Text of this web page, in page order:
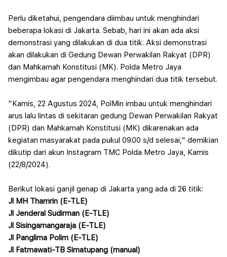
Perlu diketahui, pengendara diimbau untuk menghindari
beberapa lokasi di Jakarta. Sebab, hari ini akan ada aksi
demonstrasi yang dilakukan di dua titik. Aksi demonstrasi
akan dilakukan di Gedung Dewan Perwakilan Rakyat (DPR)
dan Mahkamah Konstitusi (MK). Polda Metro Jaya
mengimbau agar pengendara menghindari dua titik tersebut.
"Kamis, 22 Agustus 2024, PolMin imbau untuk menghindari
arus lalu lintas di sekitaran gedung Dewan Perwakilan Rakyat
(DPR) dan Mahkamah Konstitusi (MK) dikarenakan ada
kegiatan masyarakat pada pukul 09.00 s/d selesai," demikian
dikutip dari akun Instagram TMC Polda Metro Jaya, Kamis
(22/8/2024).
Berikut lokasi ganjil genap di Jakarta yang ada di 26 titik:
Jl MH Thamrin (E-TLE)
Jl Jenderal Sudirman (E-TLE)
Jl Sisingamangaraja (E-TLE)
Jl Panglima Polim (E-TLE)
Jl Fatmawati-TB Simatupang (manual)